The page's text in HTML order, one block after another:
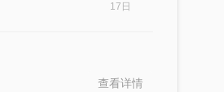
17日
查看详情